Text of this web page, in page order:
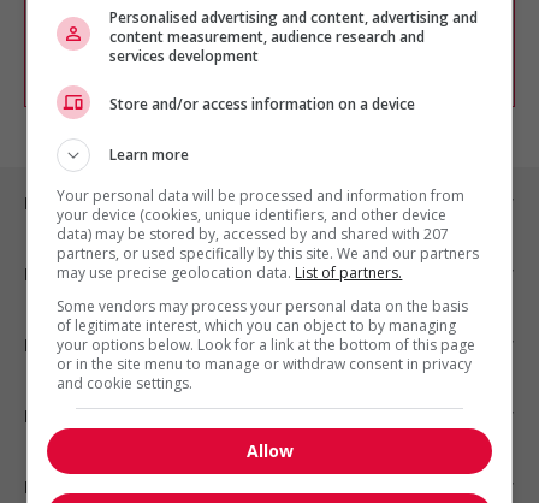
chercher un poste selon votre profil
d'intérêt en emploi en vousinscrivant
comme membre Jobboom.
Emplois par ville
Emplois par secteur
Emplois par statut
Emplois par type
Nos suggestions
Personalised advertising and content, advertising and
content measurement, audience research and
services development
Store and/or access information on a device
Learn more
Your personal data will be processed and information from
your device (cookies, unique identifiers, and other device
data) may be stored by, accessed by and shared with 207
partners, or used specifically by this site. We and our partners
may use precise geolocation data. List of partners.
Some vendors may process your personal data on the basis
of legitimate interest, which you can object to by managing
your options below. Look for a link at the bottom of this page
or in the site menu to manage or withdraw consent in privacy
and cookie settings.
Allow